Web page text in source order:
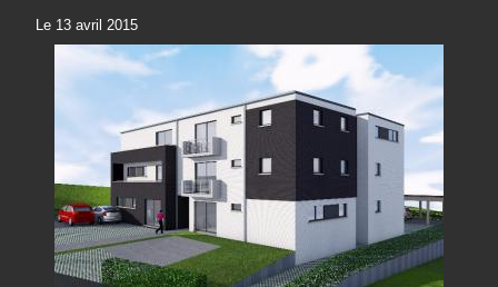
Le 13 avril 2015